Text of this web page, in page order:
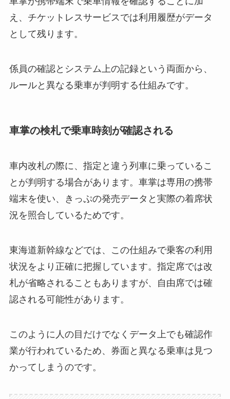
え、チケットレスサービスでは利用履歴がデータ
として残ります。
係員の確認とシステム上の記録という両面から、
ルールと異なる乗車が判明する仕組みです。
車掌の検札で乗車時刻が確認される
車内改札の際に、指定と違う列車に乗っているこ
とが判明する場合があります。車掌は専用の携帯
端末を使い、きっぷの発売データと実際の着席状
況を照合しているためです。
東海道新幹線などでは、この仕組みで乗客の利用
状況をより正確に把握しています。指定席では改
札が省略されることもありますが、自由席では確
認される可能性があります。
このように人の目だけでなくデータ上でも確認作
業が行われているため、券面と異なる乗車は見つ
かってしまうのです。